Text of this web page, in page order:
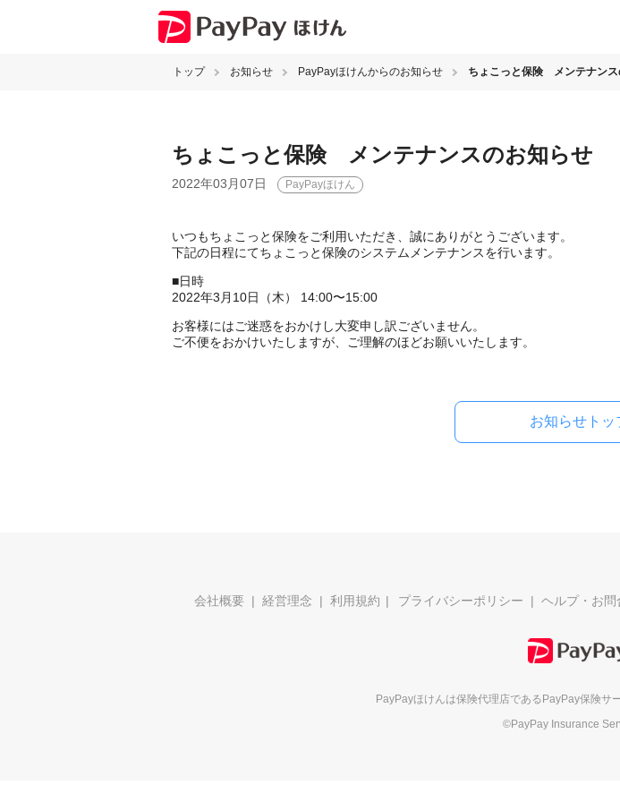
トップ お知らせ PayPayほけんからのお知らせ ちょこっと保険 メンテナンス
ちょこっと保険 メンテナンスのお知らせ
2022年03月07日 PayPayほけん
いつもちょこっと保険をご利用いただき、誠にありがとうございます。
下記の日程にてちょこっと保険のシステムメンテナンスを行います。
■日時
2022年3月10日（木） 14:00〜15:00
お客様にはご迷惑をおかけし大変申し訳ございません。
ご不便をおかけいたしますが、ご理解のほどお願いいたします。
お知らせトッ
会社概要 経営理念 利用規約 プライバシーポリシー ヘルプ・お問
PayPayほけんは保険代理店である PayPay保険サ
©PayPay Insurance